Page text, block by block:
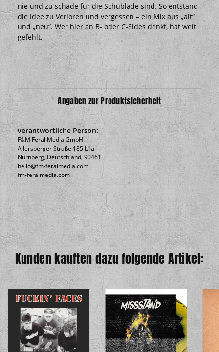
nie und zu schade für die Schublade sind. So entstand
die Idee zu Verloren und vergessen – ein Mix aus „alt“
und „neu“. Wer hier an B- oder C-Sides denkt, hat weit
gefehlt.
Angaben zur Produktsicherheit
verantwortliche Person:
F&M Feral Media GmbH
Allersberger Straße 185 L1a
Nürnberg, Deutschland, 90461
hello@fm-feralmedia.com
fm-feralmedia.com
Kunden kauften dazu folgende Artikel: